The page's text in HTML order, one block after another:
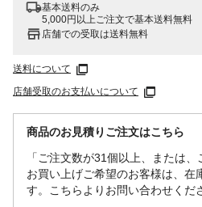
基本送料のみ
5,000円以上ご注文で基本送料無料
店舗での受取は送料無料
送料について
店舗受取のお支払いについて
商品のお見積りご注文はこちら
「ご注文数が31個以上、または
お買い上げご希望のお客様は、在
す。こちらよりお問い合わせくだ